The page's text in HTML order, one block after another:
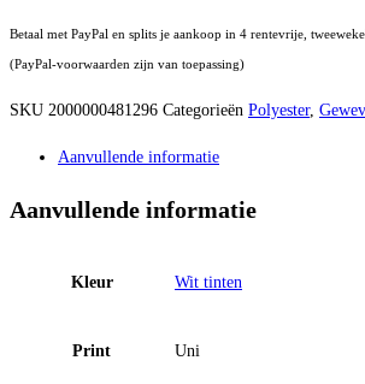
Betaal met PayPal en splits je aankoop in 4 rentevrije,
(PayPal-voorwaarden zijn van toepassing)
SKU 2000000481296 Categorieën Polyester,
Aanvullende informatie
Aanvullende informatie
Kleur Wit tinten
Print Uni